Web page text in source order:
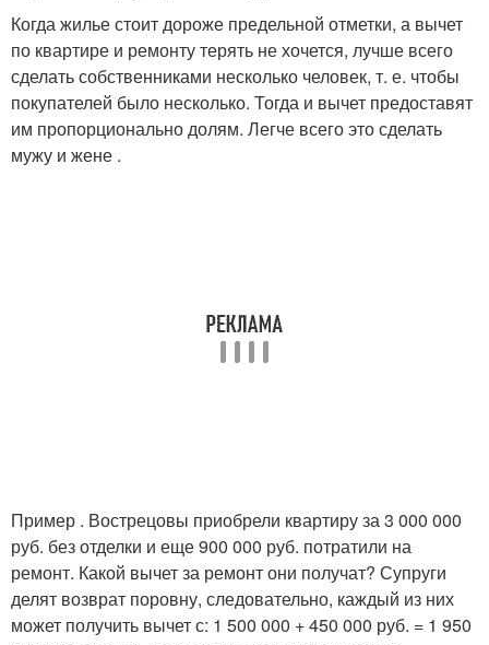
Когда жилье стоит дороже предельной отметки, а вычет
по квартире и ремонту терять не хочется, лучше всего
сделать собственниками несколько человек, т. е. чтобы
покупателей было несколько. Тогда и вычет предоставят
им пропорционально долям. Легче всего это сделать
мужу и жене .
Пример . Вострецовы приобрели квартиру за 3 000 000
руб. без отделки и еще 900 000 руб. потратили на
ремонт. Какой вычет за ремонт они получат? Супруги
делят возврат поровну, следовательно, каждый из них
может получить вычет с: 1 500 000 + 450 000 руб. = 1 950